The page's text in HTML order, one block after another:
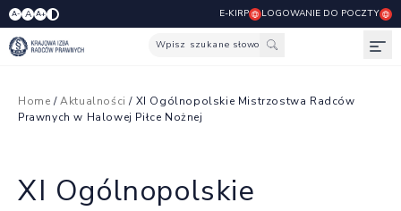
A- A A+ E-KIRP LOGOWANIE DO POCZTY
Wpisz szukane słowo
Home /Aktualności / XI Ogólnopolskie Mistrzostwa Radców
Prawnych w Halowej Piłce Nożnej
XI Ogólnopolskie